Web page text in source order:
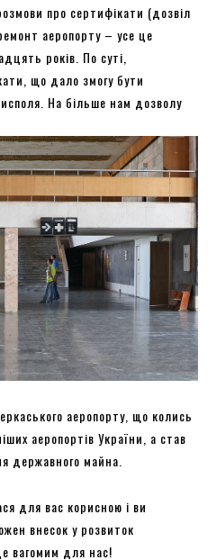
про сертифікати (дозвіл
аеропорту – усе це
років. По суті,
що дало змогу бути
На більше нам дозволу
аеропорту, що колись
аеропортів України, а став
державного майна.
для вас корисною і ви
внесок у розвиток
вагомим для нас!